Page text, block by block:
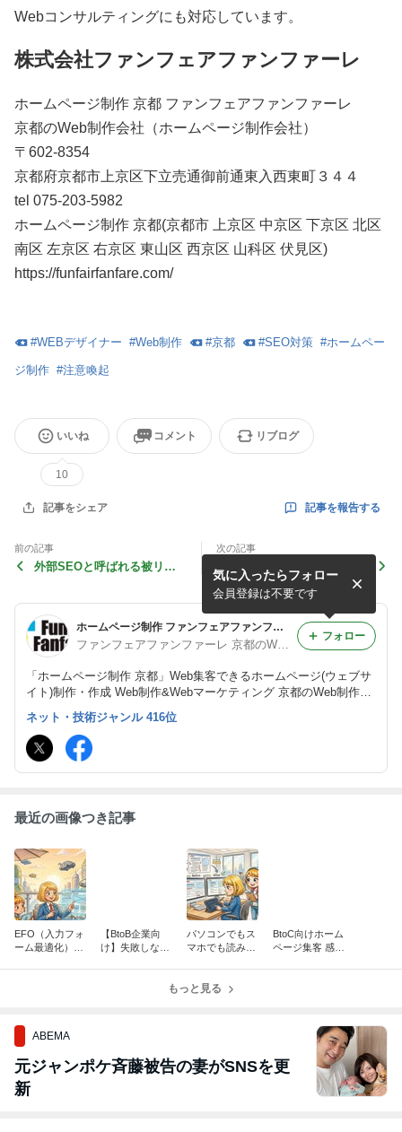
Webコンサルティングにも対応しています。
株式会社ファンフェアファンファーレ
ホームページ制作 京都 ファンフェアファンファーレ
京都のWeb制作会社（ホームページ制作会社）
〒602-8354
京都府京都市上京区下立売通御前通東入西東町３４４
tel 075-203-5982
ホームページ制作 京都(京都市 上京区 中京区 下京区 北区
南区 左京区 右京区 東山区 西京区 山科区 伏見区)
https://funfairfanfare.com/
#WEBデザイナー #Web制作 #京都 #SEO対策 #ホームペー
ジ制作 #注意喚起
いいね
10
コメント リブログ
記事をシェア 記事を報告する
前の記事
外部SEOと呼ばれる被リン
次の記事
小さなお店のWeb集客は、G
oogleマップ情報とSNSだけ
で十分では？
ホームページ制作 ファンフェアファンファーレ 京都のWeb制作会社
「ホームページ制作 京都」Web集客できるホームページ(ウェブサ
イト)制作・作成 Web制作&Webマーケティング 京都のWeb制作会
社（ホームページ制作会社）ファンフェアファンファーレのアメブ
ロ
気に入ったらフォロー
会員登録は不要です
フォロー
ネット・技術ジャンル 416位
最近の画像つき記事
EFO（入力フォ
ーム最適化）で
【BtoB企業向
け】失敗しない
パソコンでもス
マホでも読みや
行と余白を整え
BtoC向けホーム
ページ集客 感情
もっと見る
ABEMA
元ジャンポケ斉藤被告の妻がSNSを更
新